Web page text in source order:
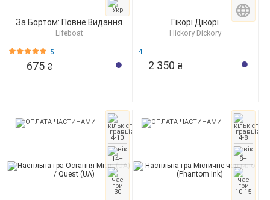
За Бортом: Повне Видання
Lifeboat
5
675 ₴
Гікорі Дікорі
Hickory Dickory
4
2 350 ₴
4-10
14+
30
4-8
8+
10-15